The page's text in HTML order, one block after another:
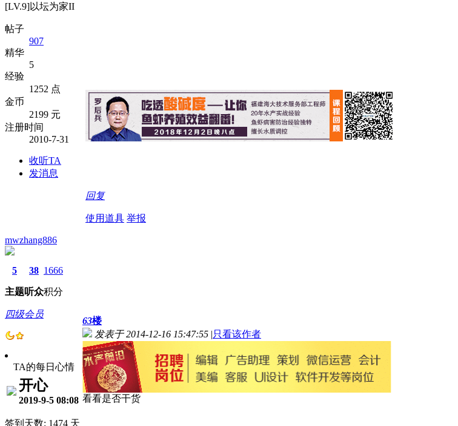
[LV.9]以坛为家II
帖子
907
精华
5
经验
1252 点
金币
2199 元
注册时间
2010-7-31
收听TA
发消息
回复
使用道具 举报
mwzhang886
5
主题
38
听众
1666
积分
四级会员
TA的每日心情
开心
2019-9-5 08:08
签到天数: 1474 天
63楼
发表于 2014-12-16 15:47:55 |只看该作者
看看是否干货